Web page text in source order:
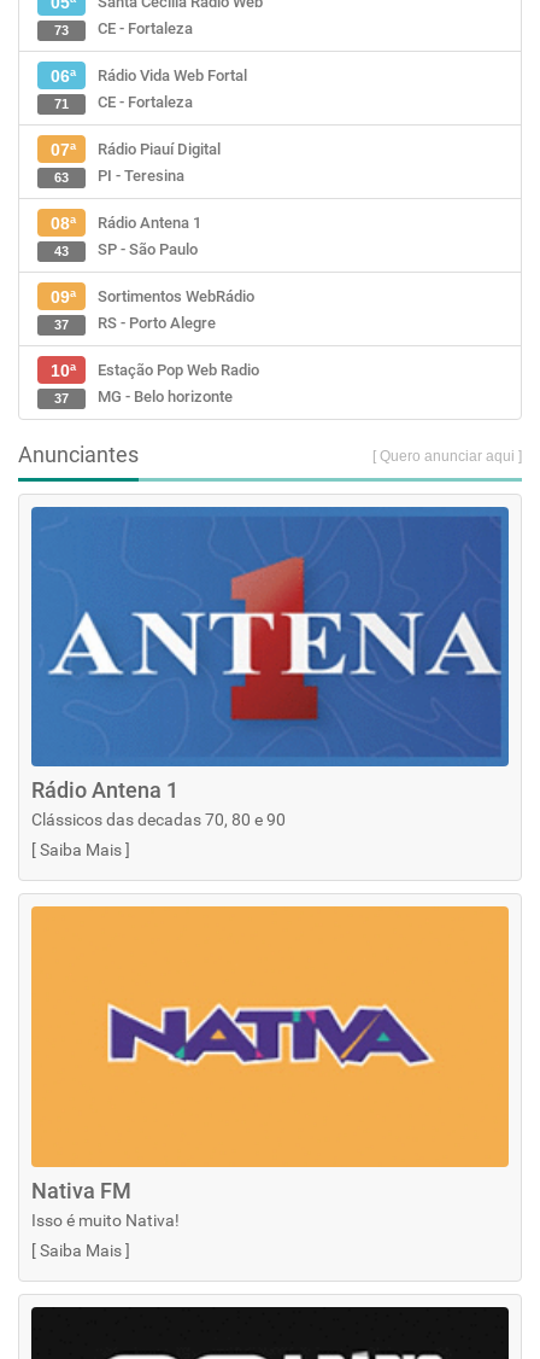
CE - Fortaleza
73
06ª
Rádio Vida Web Fortal
CE - Fortaleza
71
07ª
Rádio Piauí Digital
PI - Teresina
63
08ª
Rádio Antena 1
SP - São Paulo
43
09ª
Sortimentos WebRádio
RS - Porto Alegre
37
10ª
Estação Pop Web Radio
MG - Belo horizonte
37
Anunciantes [ Quero anunciar aqui ]
Rádio Antena 1
Clássicos das decadas 70, 80 e 90
[Saiba Mais]
Nativa FM
Isso é muito Nativa!
[Saiba Mais]